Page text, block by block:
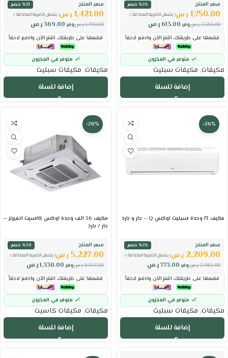
سعر المنتج
٪26 خصم
( يشمل الضريبة المضافة )
1,750.00 ر.س
وفر 613.00 ر.س 2,363.00 ر.س
قسّمها على طريقتك. اشترِ الآن وادفع لاحقاً
متوفر في المخزون
مكيفات, مكيفات سبليت
إضافة للسلة
سعر المنتج
٪21 خصم
( يشمل الضريبة المضافة )
1,421.00 ر.س
وفر 369.00 ر.س 1,790.00 ر.س
قسّمها على طريقتك. اشترِ الآن وادفع لاحقاً
متوفر في المخزون
مكيفات, مكيفات سبليت
إضافة للسلة
-26%
مكيف ٢٤ وحدة سبليت اوكس Q – حار و بارد
سعر المنتج
٪26 خصم
( يشمل الضريبة المضافة )
2,209.00 ر.س
وفر 773.00ر.س 2,982.00 ر.س
قسّمها على طريقتك. اشترِ الآن وادفع لاحقاً
متوفر في المخزون
مكيفات, مكيفات سبليت
إضافة للسلة
-20%
مكيف 36 الف وحدة اوكس كاسيت انفيرتر –
حار / بارد
سعر المنتج
٪20 خصم
( يشمل الضريبة المضافة )
5,227.00 ر.س
وفر 1,330.00ر.س 6,557.00 ر.س
قسّمها على طريقتك. اشترِ الآن وادفع لاحقاً
متوفر في المخزون
مكيفات, مكيفات كاسيت
إضافة للسلة